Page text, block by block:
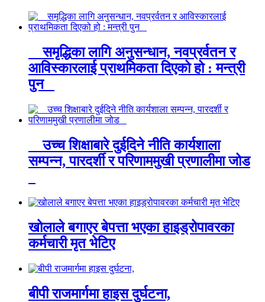
समृद्धिका लागि अनुसन्धान, नवप्रर्वतन र
आविस्कारलाई प्राथमिकता दिएको हो : मन्त्री
पुन
उच्च शिक्षाबारे दुईदिने नीति कार्यशाला
सम्पन्न, पारदर्शी र परिणाममुखी प्रणालीमा जोड
खोलाले बगाएर बेपत्ता भएका हाइड्रोपावरका
कर्मचारी मृत भेटिए
बीपी राजमार्गमा हाइस दुर्घटना,